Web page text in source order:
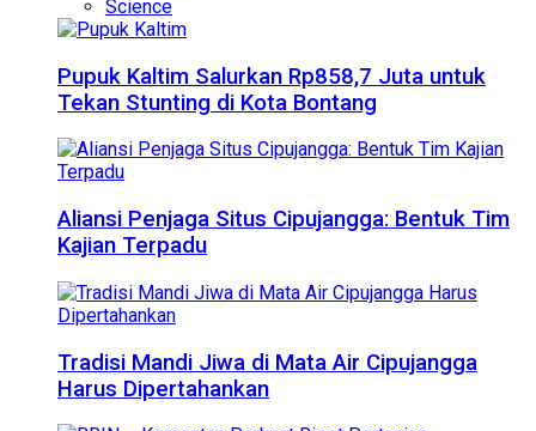
Science
Pupuk Kaltim Salurkan Rp858,7 Juta untuk
Tekan Stunting di Kota Bontang
Aliansi Penjaga Situs Cipujangga: Bentuk Tim
Kajian Terpadu
Tradisi Mandi Jiwa di Mata Air Cipujangga
Harus Dipertahankan